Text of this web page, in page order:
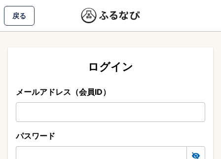
戻る
ログイン
メールアドレス（会員ID）
パスワード